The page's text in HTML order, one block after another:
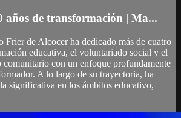
años de transformación | Ma...
Frier de Alcocer ha dedicado más de cuatro
educativa, el voluntariado social y el
comunitario con un enfoque profundamente
A lo largo de su trayectoria, ha
significativa en los ámbitos educativo,